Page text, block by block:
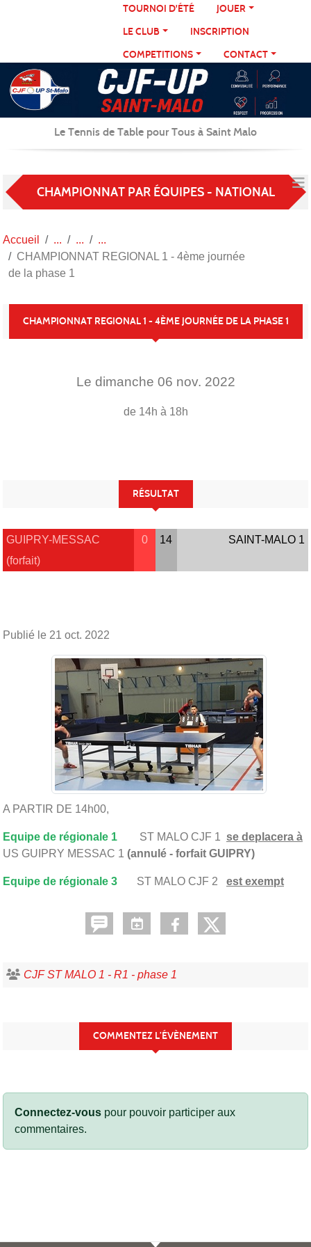
TOURNOI D'ÉTÉ
JOUER
LE CLUB
INSCRIPTION
COMPETITIONS
CONTACT
Le Tennis de Table pour Tous à Saint Malo
CHAMPIONNAT PAR ÉQUIPES - NATIONAL
Accueil
CHAMPIONNAT REGIONAL 1 - 4ème journée
de la phase 1
CHAMPIONNAT REGIONAL 1 - 4ÈME JOURNÉE DE LA PHASE 1
Le dimanche 06 nov. 2022
de 14h à 18h
RÉSULTAT
GUIPRY-MESSAC
(forfait)
0 14 SAINT-MALO 1
Publié le 21 oct. 2022
A PARTIR DE 14h00,
Equipe de régionale 1 ST MALO CJF 1 se deplacera à
US GUIPRY MESSAC 1 (annulé - forfait GUIPRY)
Equipe de régionale 3 ST MALO CJF 2 est exempt
CJF ST MALO 1 - R1 - phase 1
COMMENTEZ L’ÉVÈNEMENT
Connectez-vous pour pouvoir participer aux
commentaires.
Panneau de gestion des cookies